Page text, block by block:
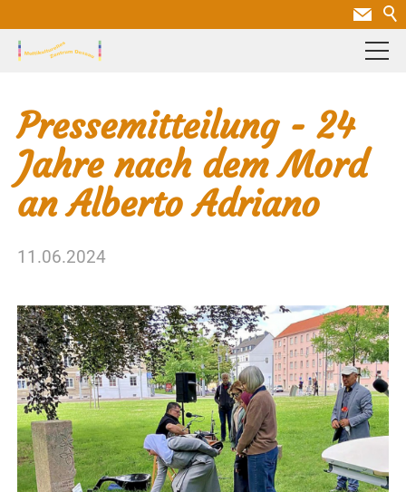
Pressemitteilung - 24
Jahre nach dem Mord
an Alberto Adriano
11.06.2024